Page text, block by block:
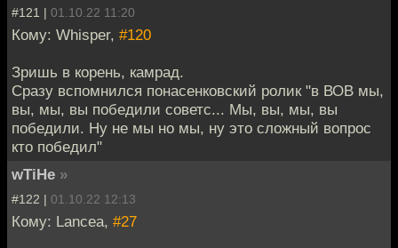
#121 | 01.10.22 11:20
Кому: Whisper, #120
Зришь в корень, камрад.
Сразу вспомнился понасенковский ролик "в ВОВ мы,
вы, мы, вы победили советс... Мы, вы, мы, вы
победили. Ну не мы но мы, ну это сложный вопрос
кто победил"
wTiHe »
#122 | 01.10.22 12:13
Кому: Lancea, #27